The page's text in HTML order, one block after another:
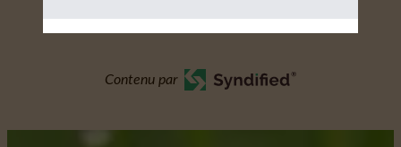
Contenu par